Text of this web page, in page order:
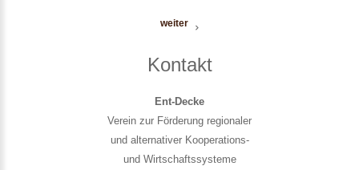
weiter
Kontakt
Ent-Decke
Verein zur Förderung regionaler
und alternativer Kooperations-
und Wirtschaftssysteme